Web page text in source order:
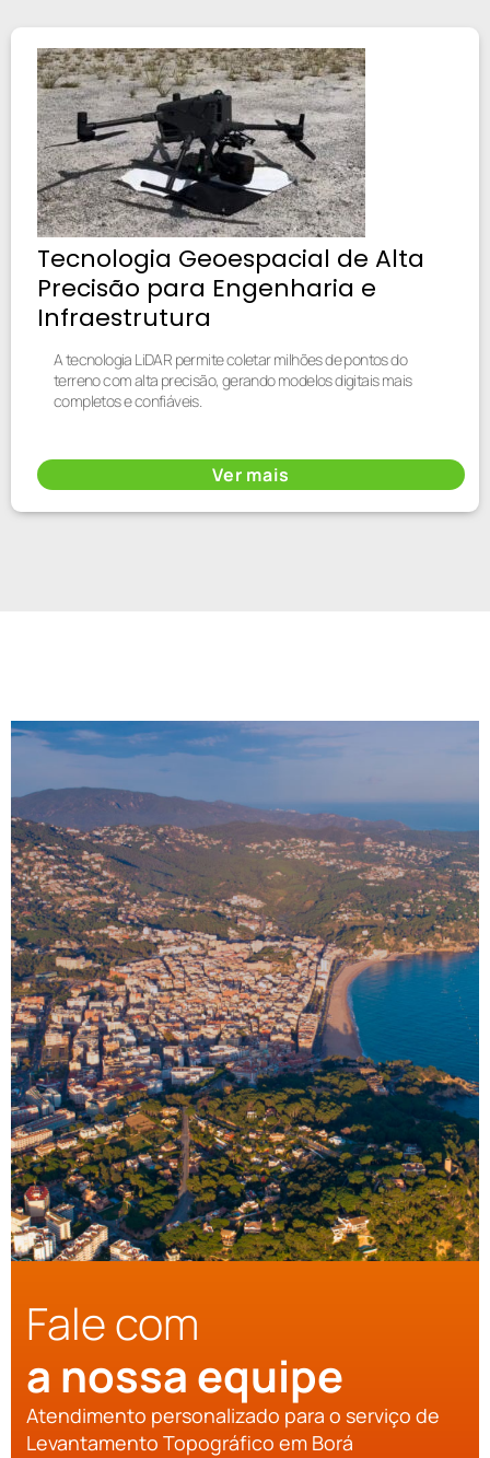
Tecnologia Geoespacial de Alta
Precisão para Engenharia e
Infraestrutura
A tecnologia LiDAR permite coletar milhões de pontos do
terreno com alta precisão, gerando modelos digitais mais
completos e confiáveis.
Ver mais
Fale com
a nossa equipe
Atendimento personalizado para o serviço de
Levantamento Topográfico em Borá